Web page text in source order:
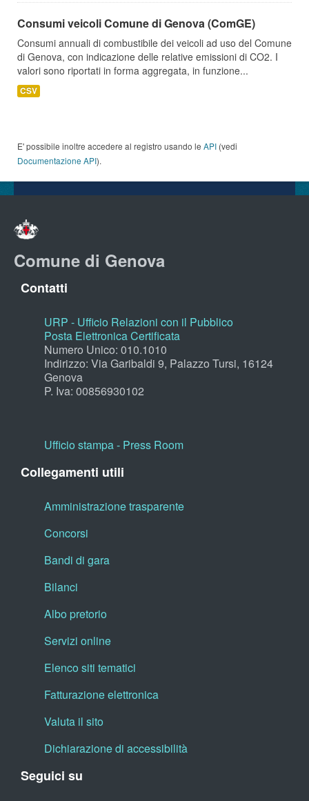
Consumi veicoli Comune di Genova (ComGE)
Consumi annuali di combustibile dei veicoli ad uso del Comune
di Genova, con indicazione delle relative emissioni di CO2. I
valori sono riportati in forma aggregata, in funzione...
CSV
E' possibile inoltre accedere al registro usando le API (vedi
Documentazione API).
Comune di Genova
Contatti
URP - Ufficio Relazioni con il Pubblico
Posta Elettronica Certificata
Numero Unico: 010.1010
Indirizzo: Via Garibaldi 9, Palazzo Tursi, 16124
Genova
P. Iva: 00856930102
Ufficio stampa - Press Room
Collegamenti utili
Amministrazione trasparente
Concorsi
Bandi di gara
Bilanci
Albo pretorio
Servizi online
Elenco siti tematici
Fatturazione elettronica
Valuta il sito
Dichiarazione di accessibilità
Seguici su